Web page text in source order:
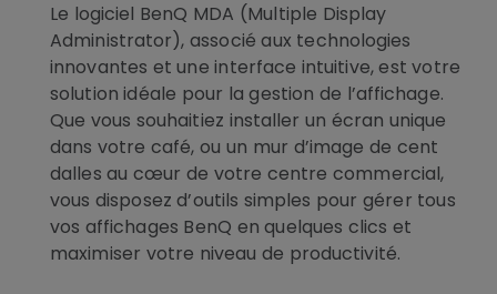
Le logiciel BenQ MDA (Multiple Display
Administrator), associé aux technologies
innovantes et une interface intuitive, est votre
solution idéale pour la gestion de l’affichage.
Que vous souhaitiez installer un écran unique
dans votre café, ou un mur d’image de cent
dalles au cœur de votre centre commercial,
vous disposez d’outils simples pour gérer tous
vos affichages BenQ en quelques clics et
maximiser votre niveau de productivité.